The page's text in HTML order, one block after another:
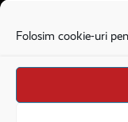
Folosim cookie-uri
Brandul Recorder e operat